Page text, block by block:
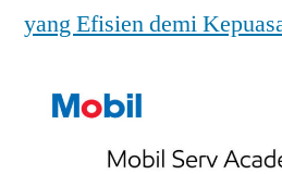
yang Efisien demi